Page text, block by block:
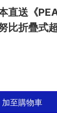
直送《
比折疊式
加至購物車